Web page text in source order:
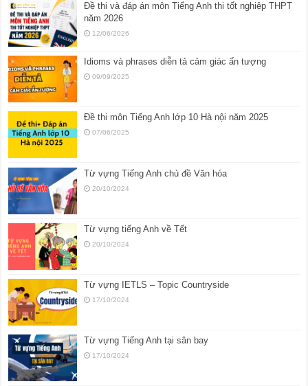
Đề thi và đáp án môn Tiếng Anh thi tốt nghiệp THPT
năm 2026
12/06/2026
Idioms và phrases diễn tả cảm giác ấn tượng
09/09/2025
Đề thi môn Tiếng Anh lớp 10 Hà nội năm 2025
07/06/2025
Từ vựng Tiếng Anh chủ đề Văn hóa
20/10/2024
Từ vựng tiếng Anh về Tết
20/10/2024
Từ vựng IETLS – Topic Countryside
17/10/2024
Từ vựng Tiếng Anh tại sân bay
17/10/2024